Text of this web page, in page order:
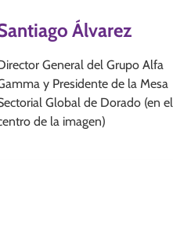
Álvarez
General del Grupo Alfa
y Presidente de la Mesa
Global de Dorado (en el
de la imagen)